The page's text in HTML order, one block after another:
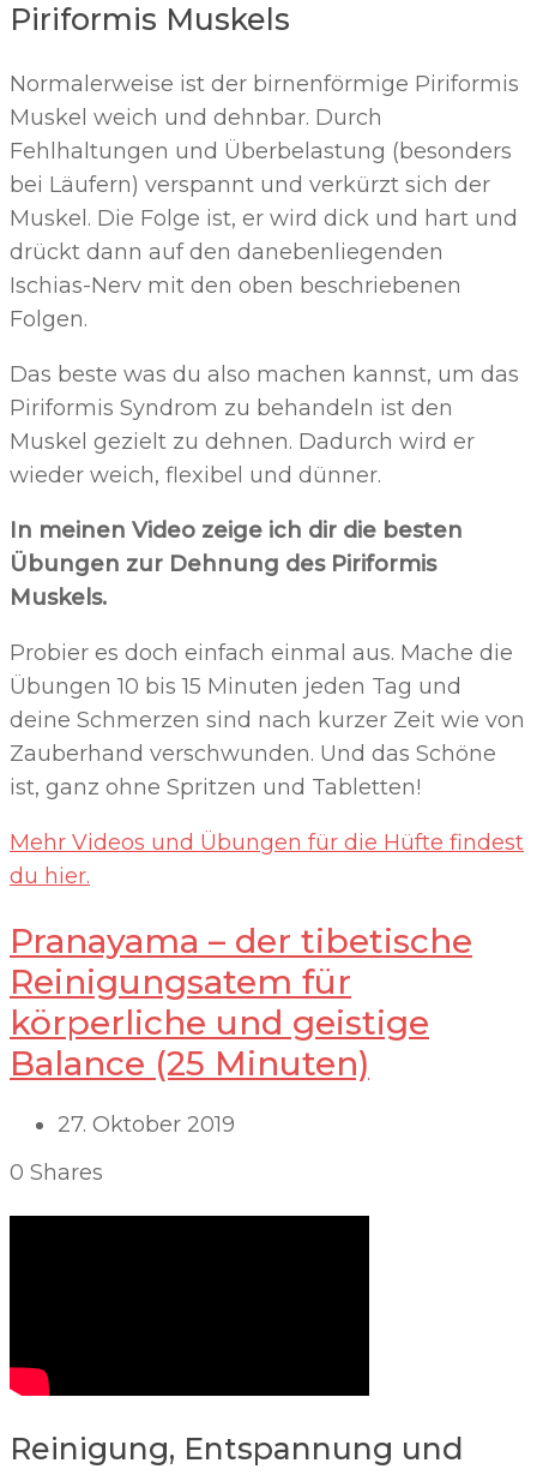
Piriformis Muskels
Normalerweise ist der birnenförmige Piriformis
Muskel weich und dehnbar. Durch
Fehlhaltungen und Überbelastung (besonders
bei Läufern) verspannt und verkürzt sich der
Muskel. Die Folge ist, er wird dick und hart und
drückt dann auf den danebenliegenden
Ischias-Nerv mit den oben beschriebenen
Folgen.
Das beste was du also machen kannst, um das
Piriformis Syndrom zu behandeln ist den
Muskel gezielt zu dehnen. Dadurch wird er
wieder weich, flexibel und dünner.
In meinen Video zeige ich dir die besten
Übungen zur Dehnung des Piriformis
Muskels.
Probier es doch einfach einmal aus. Mache die
Übungen 10 bis 15 Minuten jeden Tag und
deine Schmerzen sind nach kurzer Zeit wie von
Zauberhand verschwunden. Und das Schöne
ist, ganz ohne Spritzen und Tabletten!
Mehr Videos und Übungen für die Hüfte findest
du hier.
Pranayama – der tibetische
Reinigungsatem für
körperliche und geistige
Balance (25 Minuten)
27. Oktober 2019
0 Shares
Reinigung, Entspannung und